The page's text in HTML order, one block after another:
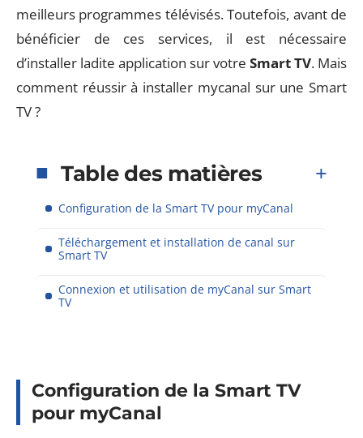
meilleurs programmes télévisés. Toutefois, avant de
bénéficier de ces services, il est nécessaire
d’installer ladite application sur votre Smart TV. Mais
comment réussir à installer mycanal sur une Smart
TV ?
Table des matières
Configuration de la Smart TV pour myCanal
Téléchargement et installation de canal sur
Smart TV
Connexion et utilisation de myCanal sur Smart
TV
Configuration de la Smart TV
pour myCanal